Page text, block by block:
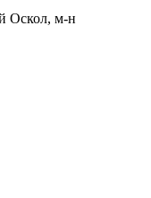
Оскол, м-н